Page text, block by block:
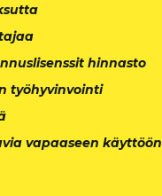
hinnasto
työhyvinvointi
vapaaseen käyttöön